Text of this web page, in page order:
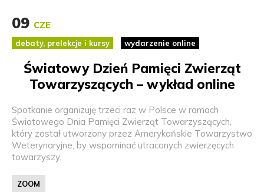
09 CZE
debaty, prelekcje i kursy wydarzenie online
Światowy Dzień Pamięci Zwierząt
Towarzyszących – wykład online
Spotkanie organizuję trzeci raz w Polsce w ramach
Światowego Dnia Pamięci Zwierząt Towarzyszących,
który został utworzony przez Amerykańskie Towarzystwo
Weterynaryjne, by wspominać utraconych zwierzęcych
towarzyszy.
ZOOM